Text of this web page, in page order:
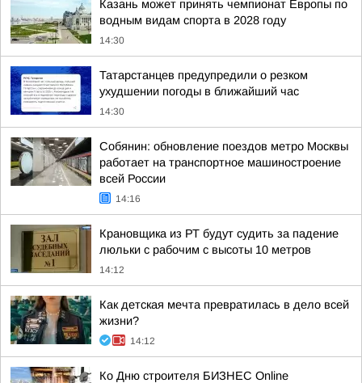
Казань может принять чемпионат Европы по
водным видам спорта в 2028 году
14:30
Татарстанцев предупредили о резком
ухудшении погоды в ближайший час
14:30
Собянин: обновление поездов метро Москвы
работает на транспортное машиностроение
всей России
14:16
Крановщика из РТ будут судить за падение
люльки с рабочим с высоты 10 метров
14:12
Как детская мечта превратилась в дело всей
жизни?
14:12
Ко Дню строителя БИЗНЕС Online